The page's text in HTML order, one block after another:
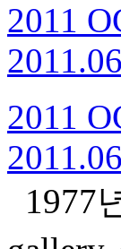
2011
2011
1977